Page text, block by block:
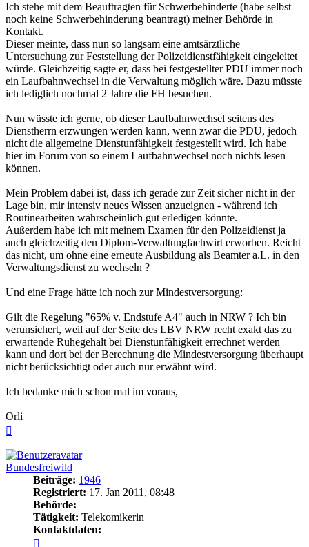
Ich stehe mit dem Beauftragten für Schwerbehinderte (habe selbst
noch keine Schwerbehinderung beantragt) meiner Behörde in
Kontakt.
Dieser meinte, dass nun so langsam eine amtsärztliche
Untersuchung zur Feststellung der Polizeidienstfähigkeit eingeleitet
würde. Gleichzeitig sagte er, dass bei festgestellter PDU immer noch
ein Laufbahnwechsel in die Verwaltung möglich wäre. Dazu müsste
ich lediglich nochmal 2 Jahre die FH besuchen.
Nun wüsste ich gerne, ob dieser Laufbahnwechsel seitens des
Dienstherrn erzwungen werden kann, wenn zwar die PDU, jedoch
nicht die allgemeine Dienstunfähigkeit festgestellt wird. Ich habe
hier im Forum von so einem Laufbahnwechsel noch nichts lesen
können.
Mein Problem dabei ist, dass ich gerade zur Zeit sicher nicht in der
Lage bin, mir intensiv neues Wissen anzueignen - während ich
Routinearbeiten wahrscheinlich gut erledigen könnte.
Außerdem habe ich mit meinem Examen für den Polizeidienst ja
auch gleichzeitig den Diplom-Verwaltungfachwirt erworben. Reicht
das nicht, um ohne eine erneute Ausbildung als Beamter a.L. in den
Verwaltungsdienst zu wechseln ?
Und eine Frage hätte ich noch zur Mindestversorgung:
Gilt die Regelung "65% v. Endstufe A4" auch in NRW ? Ich bin
verunsichert, weil auf der Seite des LBV NRW recht exakt das zu
erwartende Ruhegehalt bei Dienstunfähigkeit errechnet werden
kann und dort bei der Berechnung die Mindestversorgung überhaupt
nicht berücksichtigt oder auch nur erwähnt wird.
Ich bedanke mich schon mal im voraus,
Orli
Bundesfreiwild
Beiträge: 1946
Registriert: 17. Jan 2011, 08:48
Behörde:
Tätigkeit: Telekomikerin
Kontaktdaten: